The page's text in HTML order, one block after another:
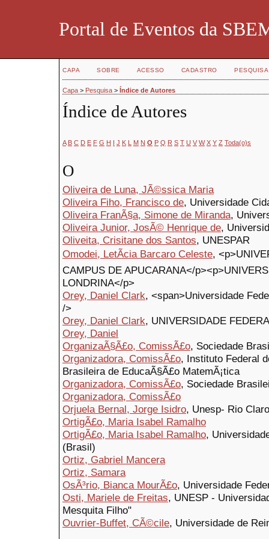
Portal de Eventos da
CAPA SOBRE ACESSO CADASTRO PESQUISA
Capa > Pesquisa > Índice de Autores
Índice de Autores
A B C D E F G H I J K L M N O P Q R S T U V W X Y Z Toda(o)s
O
Oliveira de Luna, JÃ©ssica Maria
Oliveira Fiho, Francisco de, Universidade
Oliveira FranÃ§a, Simone de Miranda,
Oliveira Junior, JosÃ© Henrique de,
Oliveita, Crisitane dos Santos, UNESPAR
Omodei, LetÃ­cia Barcaro Celeste,
CAMPUS DE APUCARANA</
LONDRINA</p>
Orey, Daniel Clark, <span>Universidade
/>
Orey, Daniel Clark, UNIVERSIDADE
Orey, Daniel
OrganizaÃ§Ã£o, ComissÃ£o, Sociedade
Organizadora, ComissÃ£o, Instituto Federal
Brasileira de EducaÃ§Ã£o MatemÃ¡tica
Organizadora, ComissÃ£o, Sociedade
Organizadora, ComissÃ£o
Orjuela Bernal, Jorge Isidro, Unesp- Rio Claro
OrtigÃ£o, Maria Isabel Ramalho
OrtigÃ£o, Maria Isabel Ramalho,
(Brasil)
Ortiz, Gabriel Mancera
Ortiz, Samara
OsÃ³rio, Bianca MourÃ£o, Universidade
Osti, Mariele de Freitas, UNESP -
Mesquita Filho"
Ouvrier-Buffet, CÃ©cile, Universidade de